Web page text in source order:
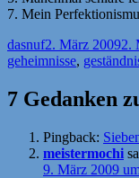
7. Mein
Autor
dasnufVeröffentlicht
am
2. März 20092.
geheimnisse,
7 Gedanken
Pingback:
meistermochi
9. März 2009